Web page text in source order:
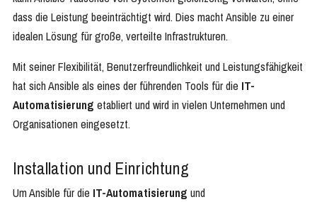
dass die Leistung beeinträchtigt wird. Dies macht Ansible zu einer
idealen Lösung für große, verteilte Infrastrukturen.
Mit seiner Flexibilität, Benutzerfreundlichkeit und Leistungsfähigkeit
hat sich Ansible als eines der führenden Tools für die IT-
Automatisierung etabliert und wird in vielen Unternehmen und
Organisationen eingesetzt.
Installation und Einrichtung
Um Ansible für die IT-Automatisierung und